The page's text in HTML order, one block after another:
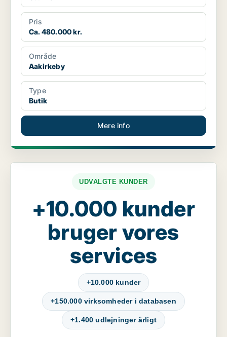
Pris
Ca. 480.000 kr.
Område
Aakirkeby
Type
Butik
Mere info
UDVALGTE KUNDER
+10.000 kunder
bruger vores
services
+10.000 kunder
+150.000 virksomheder i databasen
+1.400 udlejninger årligt